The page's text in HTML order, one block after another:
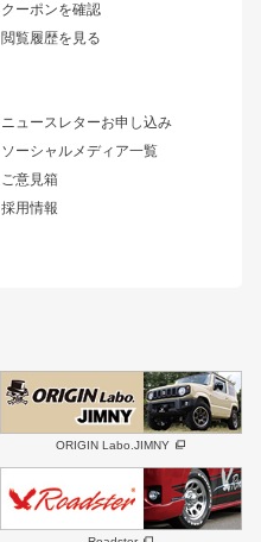
クーポンを確認
閲覧履歴を見る
ニュースレターお申し込み
ソーシャルメディア一覧
ご意見箱
採用情報
ワンビア
ローレル
セフィーロ
キャラバン
三菱
デリカ D:5
汎用
まつど家 鉄漢
リアゲート
メンテナンスパーツ
DAYTONA-RS NEO
ORIGIN Labo.JIMNY